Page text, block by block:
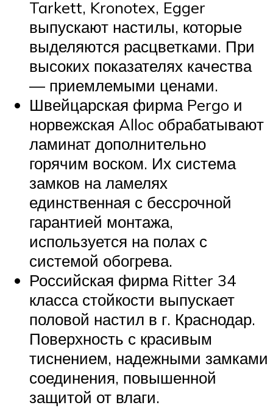
Tarkett, Kronotex, Egger
выпускают настилы, которые
выделяются расцветками. При
высоких показателях качества
— приемлемыми ценами.
Швейцарская фирма Pergo и
норвежская Alloc обрабатывают
ламинат дополнительно
горячим воском. Их система
замков на ламелях
единственная с бессрочной
гарантией монтажа,
используется на полах с
системой обогрева.
Российская фирма Ritter 34
класса стойкости выпускает
половой настил в г. Краснодар.
Поверхность с красивым
тиснением, надежными замками
соединения, повышенной
защитой от влаги.